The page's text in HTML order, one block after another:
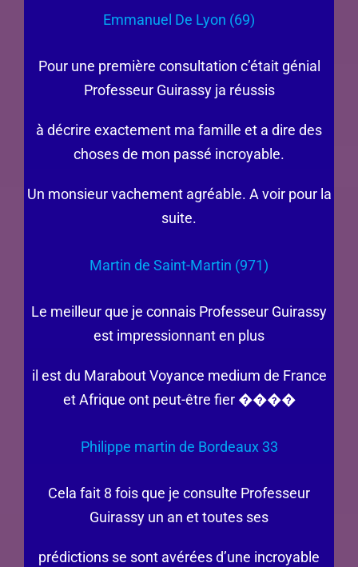
Emmanuel De Lyon (69)
Pour une première consultation c’était génial
Professeur Guirassy ja réussis
à décrire exactement ma famille et a dire des
choses de mon passé incroyable.
Un monsieur vachement agréable. A voir pour la
suite.
Martin de Saint-Martin (971)
Le meilleur que je connais Professeur Guirassy
est impressionnant en plus
il est du Marabout Voyance medium de France
et Afrique ont peut-être fier ����
Philippe martin de Bordeaux 33
Cela fait 8 fois que je consulte Professeur
Guirassy un an et toutes ses
prédictions se sont avérées d’une incroyable